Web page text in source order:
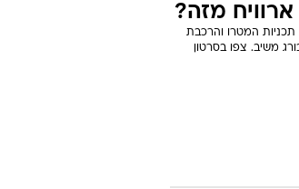
מזה?
המטרו והרכבת
משיב. צפו בסרטון